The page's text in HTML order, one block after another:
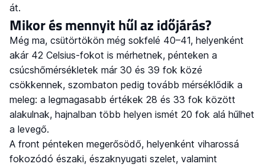
át.
Mikor és mennyit hűl az időjárás?
Még ma, csütörtökön még sokfelé 40–41, helyenként
akár 42 Celsius-fokot is mérhetnek, pénteken a
csúcshőmérsékletek már 30 és 39 fok közé
csökkennek, szombaton pedig tovább mérséklődik a
meleg: a legmagasabb értékek 28 és 33 fok között
alakulnak, hajnalban több helyen ismét 20 fok alá hűlhet
a levegő.
A front pénteken megerősödő, helyenként viharossá
fokozódó északi, északnyugati szelet, valamint